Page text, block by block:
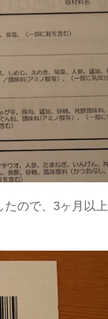
たので、3ヶ月以上